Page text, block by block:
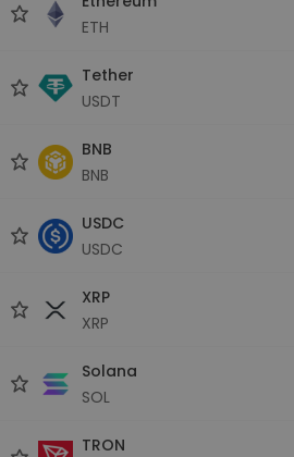
ETH
Tether
USDT
BNB
BNB
USDC
USDC
XRP
XRP
Solana
SOL
TRON